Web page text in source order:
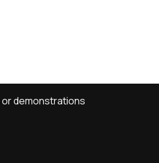
or demonstrations